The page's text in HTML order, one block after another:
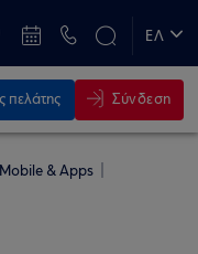
ΕΛ
πελάτης Σύνδεση
Mobile & Apps